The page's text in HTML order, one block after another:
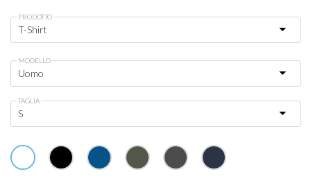
PRODOTTO
MODELLO
TAGLIA